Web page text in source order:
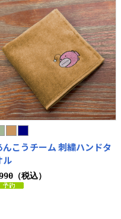
んこうチーム 刺繍ハンドタ
ル
（税込）